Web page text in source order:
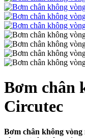
Bơm chân
Circutec
Bơm chân không